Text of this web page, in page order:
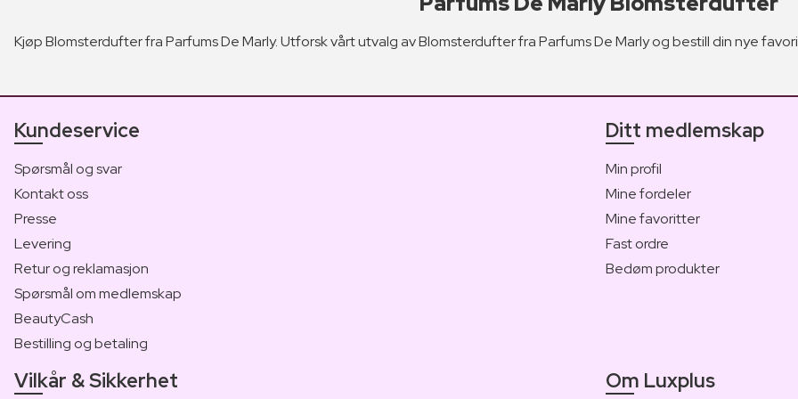
Kjøp Blomsterdufter fra Parfums De Marly. Utforsk vårt utvalg av Blomsterdufter fra Parfums De Marly og bestill din nye
Kundeservice
Spørsmål og svar
Kontakt oss
Presse
Levering
Retur og reklamasjon
Spørsmål om medlemskap
BeautyCash
Bestilling og betaling
Ditt medlemskap
Min profil
Mine fordeler
Mine favoritter
Fast ordre
Bedøm produkter
Vilkår & Sikkerhet Om Luxplus